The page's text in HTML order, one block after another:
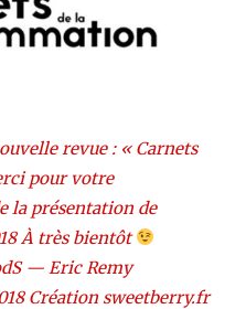
revue : « Carnets
pour votre
la présentation de
À très bientôt
— Eric Remy
Création sweetberry.fr